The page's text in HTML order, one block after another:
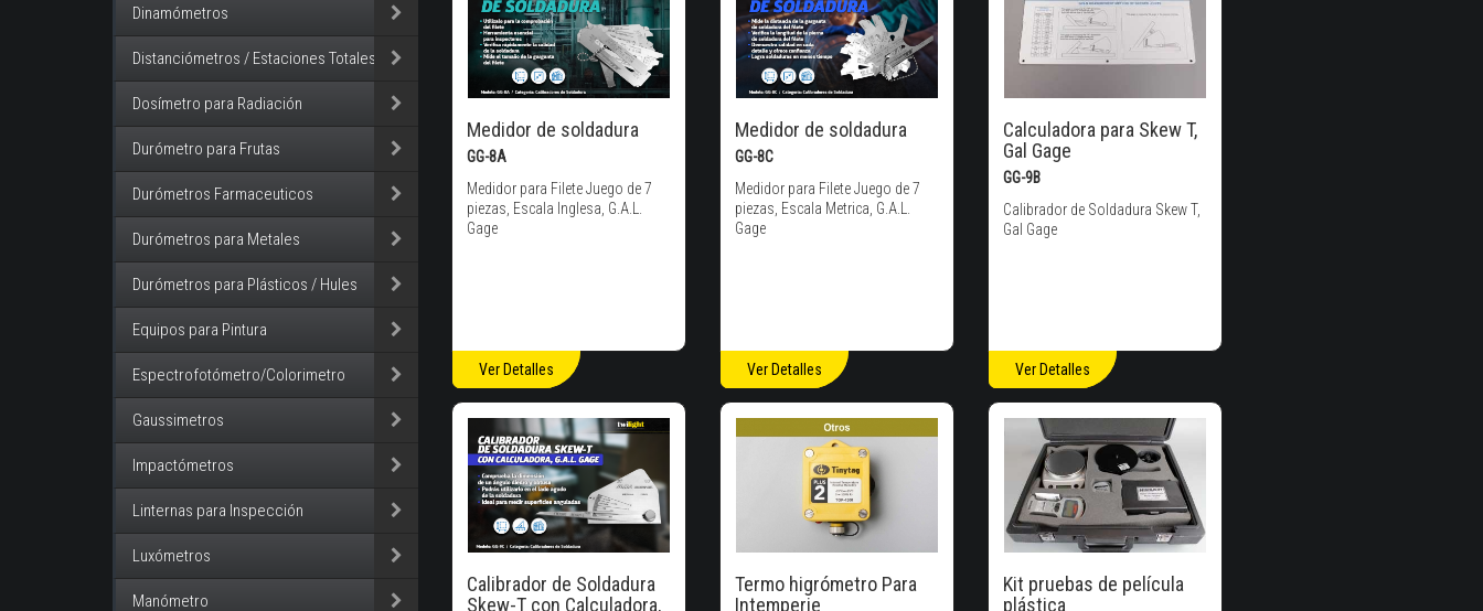
Dinamómetros
Distanciómetros / Estaciones Totales
Dosímetro para Radiación
Durómetro para Frutas
Durómetros Farmaceuticos
Durómetros para Metales
Durómetros para Plásticos / Hules
Equipos para Pintura
Espectrofotómetro/Colorimetro
Gaussimetros
Impactómetros
Linternas para Inspección
Luxómetros
Manómetro
Medidor de soldadura
GG-8A
Medidor para Filete Juego de 7
piezas, Escala Inglesa, G.A.L.
Gage
Ver Detalles
Medidor de soldadura
GG-8C
Medidor para Filete Juego de 7
piezas, Escala Metrica, G.A.L.
Gage
Ver Detalles
Calculadora para Skew T,
Gal Gage
GG-9B
Calibrador de Soldadura Skew T,
Gal Gage
Ver Detalles
Calibrador de Soldadura
Skew-T con Calculadora,
Termo higrómetro Para
Intemperie
Kit pruebas de película
plástica